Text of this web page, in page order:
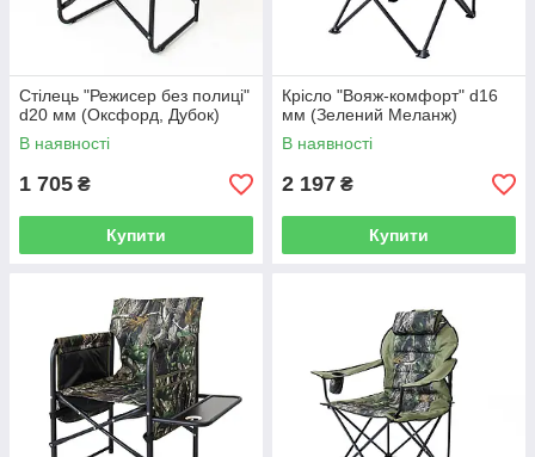
Стілець "Режисер без полиці"
d20 мм (Оксфорд, Дубок)
В наявності
1 705 ₴
Купити
Крісло "Вояж-комфорт" d16
мм (Зелений Меланж)
В наявності
2 197 ₴
Купити